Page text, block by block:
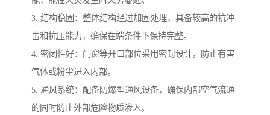
3. 结构稳固：整体结构经过加固处理，具备较高的抗冲
击和抗压能力，确保在端条件下保持完整。
4. 密闭性好：门窗等开口部位采用密封设计，防止有害
气体或粉尘进入内部。
5. 通风系统：配备防爆型通风设备，确保内部空气流通
的同时防止外部危险物质渗入。